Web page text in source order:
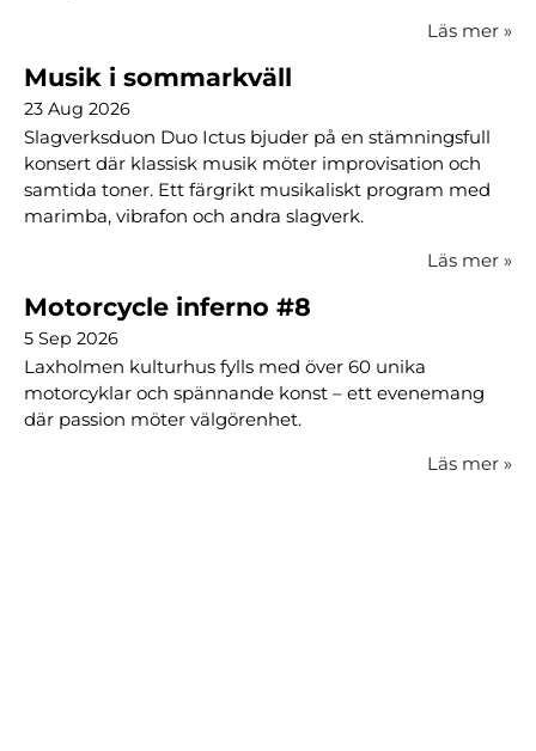
Läs mer »
Musik i sommarkväll
23 Aug 2026
Slagverksduon Duo Ictus bjuder på en stämningsfull
konsert där klassisk musik möter improvisation och
samtida toner. Ett färgrikt musikaliskt program med
marimba, vibrafon och andra slagverk.
Läs mer »
Motorcycle inferno #8
5 Sep 2026
Laxholmen kulturhus fylls med över 60 unika
motorcyklar och spännande konst – ett evenemang
där passion möter välgörenhet.
Läs mer »